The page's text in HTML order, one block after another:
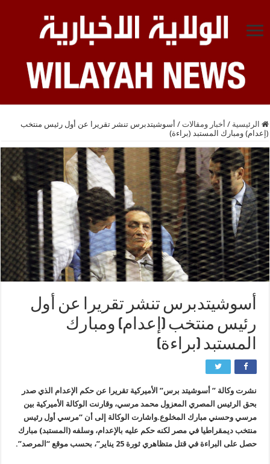
الرئيسية / أخبار ومقالات / أسوشيتدبرس تنشر تقريرا عن أول رئيس منتخب
(إعدام) ومبارك المستبد (براءة)
أسوشيتدبرس تنشر تقريرا عن أول
رئيس منتخب (إعدام) ومبارك
المستبد (براءة)
نشرت وكالة ” أسوشيتد برس” الأميركية تقريرا عن حكم الإعدام الذي صدر
بحق الرئيس المصري المعزول محمد مرسي، وقارنت الوكالة الأميركية بين
مرسي وحسني مبارك المخلوع.واشارت الوكالة إلى أن “مرسي أول رئيس
منتخب ديمقراطيا في مصر لكنه حكم عليه بالإعدام، وسلفه (المستبد) مبارك
حصل على البراءة في قتل متظاهري ثورة 25 يناير”، بحسب موقع “المرصد”.